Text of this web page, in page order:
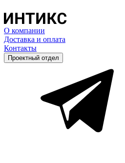
О компании
Доставка и оплата
Контакты
Проектный отдел